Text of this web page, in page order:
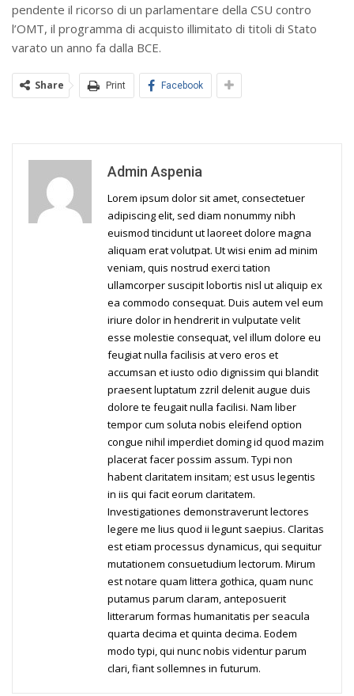
pendente il ricorso di un parlamentare della CSU contro
l’OMT, il programma di acquisto illimitato di titoli di Stato
varato un anno fa dalla BCE.
Share Print Facebook
Admin Aspenia
Lorem ipsum dolor sit amet, consectetuer
adipiscing elit, sed diam nonummy nibh
euismod tincidunt ut laoreet dolore magna
aliquam erat volutpat. Ut wisi enim ad minim
veniam, quis nostrud exerci tation
ullamcorper suscipit lobortis nisl ut aliquip ex
ea commodo consequat. Duis autem vel eum
iriure dolor in hendrerit in vulputate velit
esse molestie consequat, vel illum dolore eu
feugiat nulla facilisis at vero eros et
accumsan et iusto odio dignissim qui blandit
praesent luptatum zzril delenit augue duis
dolore te feugait nulla facilisi. Nam liber
tempor cum soluta nobis eleifend option
congue nihil imperdiet doming id quod mazim
placerat facer possim assum. Typi non
habent claritatem insitam; est usus legentis
in iis qui facit eorum claritatem.
Investigationes demonstraverunt lectores
legere me lius quod ii legunt saepius. Claritas
est etiam processus dynamicus, qui sequitur
mutationem consuetudium lectorum. Mirum
est notare quam littera gothica, quam nunc
putamus parum claram, anteposuerit
litterarum formas humanitatis per seacula
quarta decima et quinta decima. Eodem
modo typi, qui nunc nobis videntur parum
clari, fiant sollemnes in futurum.